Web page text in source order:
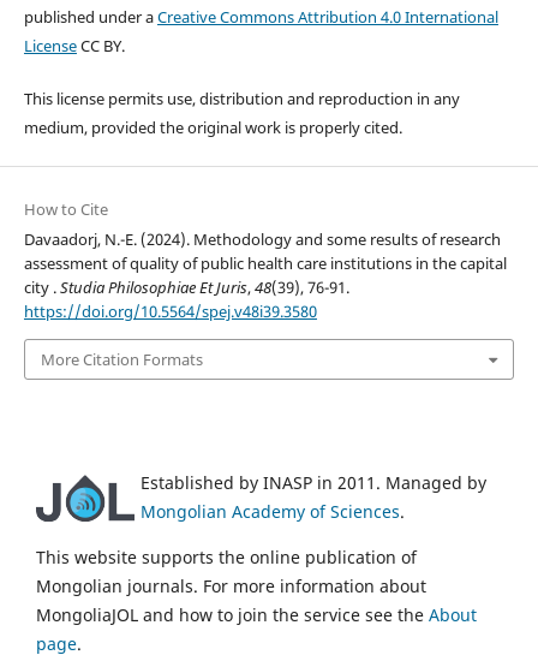
published under aCreative Commons Attribution 4.0 International
LicenseCC BY.
This license permits use, distribution and reproduction in any
medium, provided the original work is properly cited.
How to Cite
Davaadorj, N.-E. (2024). Methodology and some results of research
assessment of quality of public health care institutions in the capital
city .Studia Philosophiae Et Juris,48(39), 76-91.
https://doi.org/10.5564/spej.v48i39.3580
More Citation Formats
Established by INASP in 2011. Managed by
Mongolian Academy of Sciences.
This website supports the online publication of
Mongolian journals. For more information about
MongoliaJOL and how to join the service see the About
page.